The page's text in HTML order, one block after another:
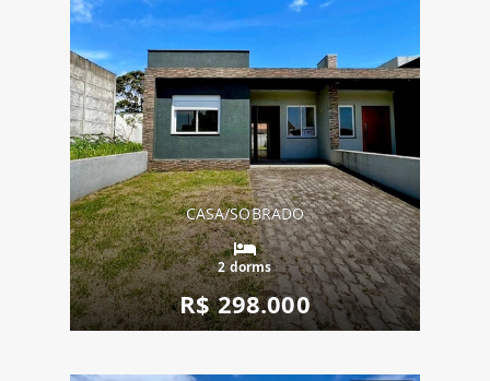
CASA/SOBRADO
2 dorms
R$ 298.000